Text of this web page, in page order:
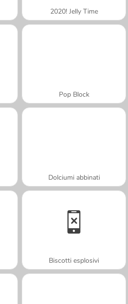
2020! Jelly Time
Pop Block
Dolciumi abbinati
Biscotti esplosivi